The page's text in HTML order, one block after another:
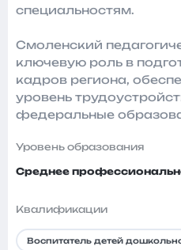
специальностям.
Смоленский
ключевую роль в
кадров региона,
уровень
федеральные
Уровень образования
Среднее
Квалификации
Воспитатель детей